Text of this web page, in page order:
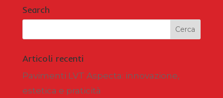
Search
Articoli recenti
Pavimenti LVT Aspecta: innovazione,
estetica e praticità